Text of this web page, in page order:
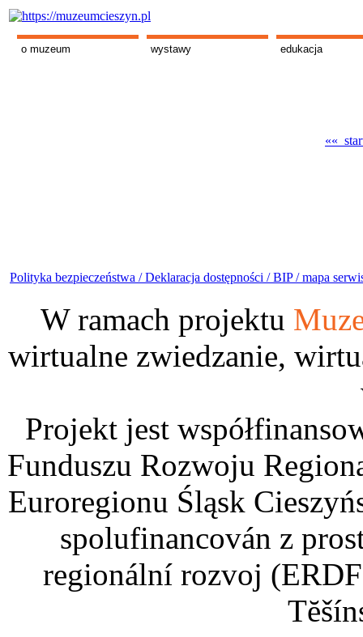
o muzeum wystawy edukacja
««
Polityka bezpieczeństwa /Deklaracja dostępności /BIP /mapa
W ramach projektu
wirtualne zwiedzanie,
Projekt jest
Funduszu Rozwoju
Euroregionu Śląsk
spolufinancován z
regionální rozvoj